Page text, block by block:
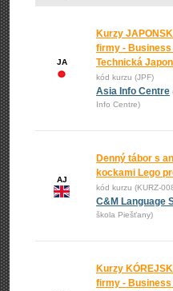
JA
Kurzy
firmy - Business
Technická
kód kurzu (JPF)
Asia Info Centre
Info Centre)
AJ
Denný tábor s
kockami Lego
kód kurzu (KURZ-
C&M Language
škola Piešťany)
Kurzy
firmy - Business